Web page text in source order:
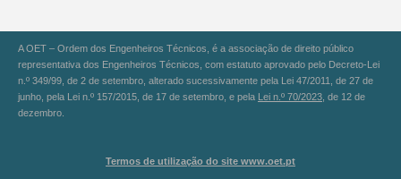
A OET – Ordem dos Engenheiros Técnicos, é a associação de direito público
representativa dos Engenheiros Técnicos, com estatuto aprovado pelo Decreto-Lei
n.º 349/99, de 2 de setembro, alterado sucessivamente pela Lei 47/2011, de 27 de
junho, pela Lei n.º 157/2015, de 17 de setembro, e pela Lei n.º 70/2023 , de 12 de
dezembro.
Termos de utilização do site www.oet.pt